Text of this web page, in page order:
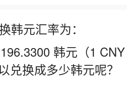
韩元汇率为：
韩元（1
兑换成多少韩元呢？